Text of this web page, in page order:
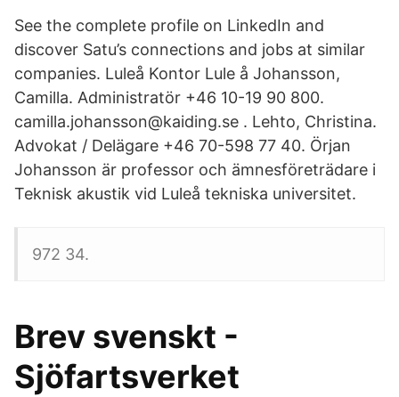
See the complete profile on LinkedIn and
discover Satu’s connections and jobs at similar
companies. Luleå Kontor Lule å Johansson,
Camilla. Administratör +46 10-19 90 800.
camilla.johansson@kaiding.se . Lehto, Christina.
Advokat / Delägare +46 70-598 77 40. Örjan
Johansson är professor och ämnesföreträdare i
Teknisk akustik vid Luleå tekniska universitet.
972 34.
Brev svenskt -
Sjöfartsverket